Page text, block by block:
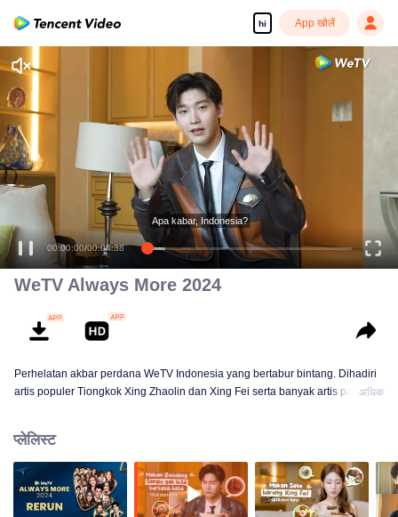
hi App खोलें
00:00:00/00:04:38
Apa kabar, Indonesia?
WeTV Always More 2024
Perhelatan akbar perdana WeTV Indonesia yang bertabur bintang. Dihadiri
artis populer Tiongkok Xing Zhaolin dan Xing Fei serta banyak artis papan
banyak lagi. Plus penampilan spesial dari Rossa. Di acara ini WeTV
Indonesia juga mengumumkan WeTV Original series yang akan tayang
tahun mendatang.
अधिक
प्लेलिस्ट